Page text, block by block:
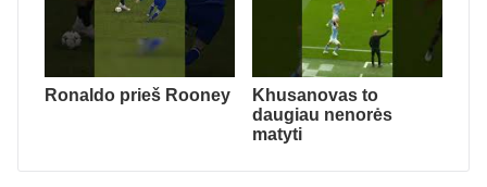
Ronaldo prieš Rooney
Khusanovas to
daugiau nenorės
matyti